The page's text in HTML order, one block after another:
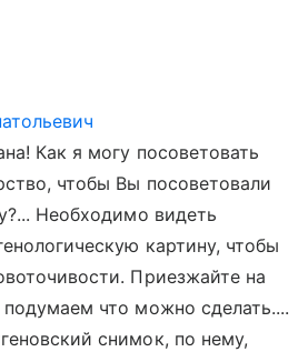
Как я могу посоветовать
чтобы Вы посоветовали
Необходимо видеть
картину, чтобы
Приезжайте на
что можно сделать....
снимок, по нему,